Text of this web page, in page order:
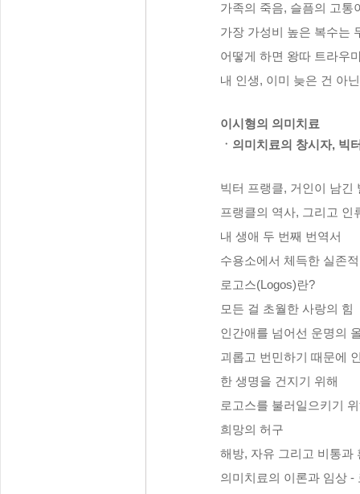
가족의 죽음, 슬픔의 고통
가장 가성비 높은 복수는
어떻게 하면 왕따 트라우
내 인생, 이미 늦은 건 아
이시형의 의미치료
ㆍ의미치료의 창시자, 빅
빅터 프랭클, 거인이 남긴
프랭클의 역사, 그리고 인
내 생애 두 번째 번역서
수용소에서 체득한 실존
로고스(Logos)란?
모든 걸 초월한 사랑의 힘
인간애를 넘어선 운명의
괴롭고 번민하기 때문에
한 생명을 건지기 위해
로고스를 불러일으키기
희망의 허구
해방, 자유 그리고 비통과
의미치료의 이론과 임상